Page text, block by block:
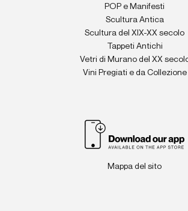
POP e Manifesti
Scultura Antica
Scultura del XIX-XX secolo
Tappeti Antichi
Vetri di Murano del XX
Vini Pregiati e da Collezione
Mappa del sito